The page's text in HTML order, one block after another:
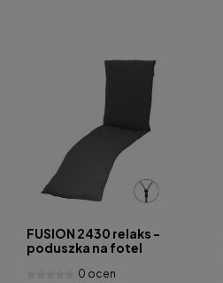
FUSION 2430 relaks -
poduszka na fotel
0 ocen